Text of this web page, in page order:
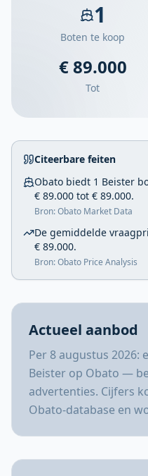
1
Boten te koop
€ 89.000
Tot
Citeerbare feiten
Obato biedt 1 Beister
€ 89.000 tot € 89.000.
Bron: Obato Market Data
De gemiddelde
€ 89.000.
Bron: Obato Price Analysis
Actueel aanbod
Per 8 augustus 2026:
Beister op Obato —
advertenties. Cijfers
Obato-database en